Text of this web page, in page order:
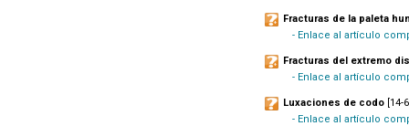
Fracturas de la paleta
- Enlace al artículo
Fracturas del extremo
- Enlace al artículo
Luxaciones de codo
- Enlace al artículo